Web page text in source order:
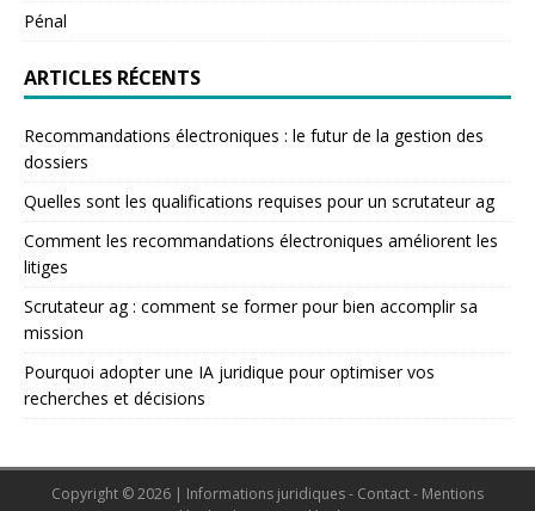
Pénal
ARTICLES RÉCENTS
Recommandations électroniques : le futur de la gestion des
dossiers
Quelles sont les qualifications requises pour un scrutateur ag
Comment les recommandations électroniques améliorent les
litiges
Scrutateur ag : comment se former pour bien accomplir sa
mission
Pourquoi adopter une IA juridique pour optimiser vos
recherches et décisions
Copyright © 2026 | Informations juridiques - Contact - Mentions